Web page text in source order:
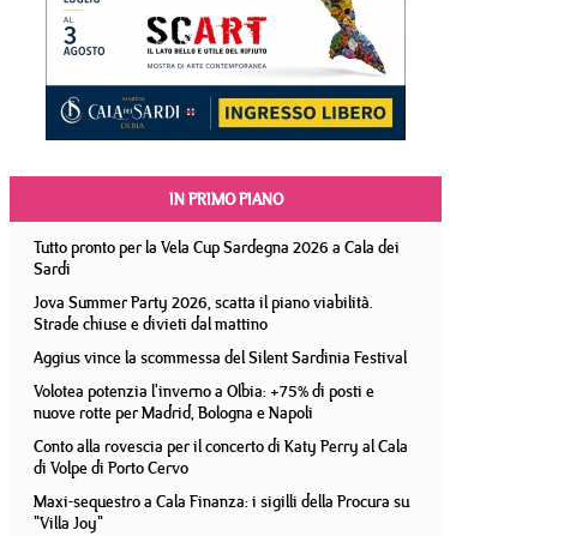
IN PRIMO PIANO
Tutto pronto per la Vela Cup Sardegna 2026 a Cala dei
Sardi
Jova Summer Party 2026, scatta il piano viabilità.
Strade chiuse e divieti dal mattino
Aggius vince la scommessa del Silent Sardinia Festival
Volotea potenzia l'inverno a Olbia: +75% di posti e
nuove rotte per Madrid, Bologna e Napoli
Conto alla rovescia per il concerto di Katy Perry al Cala
di Volpe di Porto Cervo
Maxi-sequestro a Cala Finanza: i sigilli della Procura su
"Villa Joy"